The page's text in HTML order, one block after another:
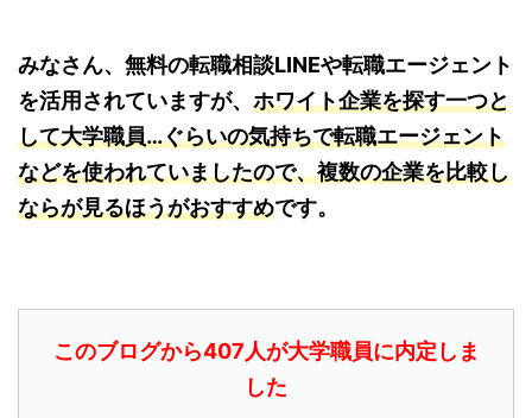
みなさん、無料の転職相談LINEや転職エージェント
を活用されていますが、 ホワイト企業を探す一つと
して大学職員…ぐらいの気持ちで転職エージェント
などを使われていましたので、複数の企業を比較し
ならが見るほうがおすすめです。
このブログから407人が大学職員に内定しま
した